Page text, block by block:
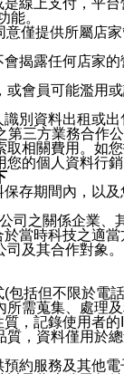
能。
僅提供所屬店
揭露任何店家
會員可能濫用
別資料出租或出
三方業務合作
相關費用。如
的個人資料行銷
存期間內，以
司之關係企業、
當時科技之適
及其合作對象。
括但不限於電
需蒐集、處理及
，記錄使用者
，資料僅用於
約服務及其他